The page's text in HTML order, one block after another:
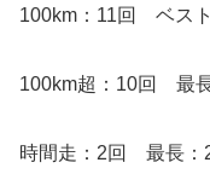
100km：11回 ベス
100km超：10回 最
時間走：2回 最長：